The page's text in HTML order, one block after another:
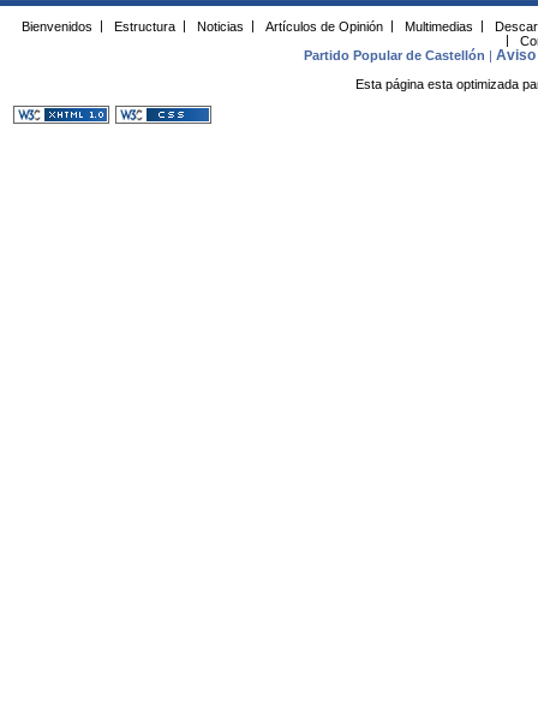
Bienvenidos Estructura Noticias Artículos de Opinión Multimedias
Partido Popular de Castellón
|Aviso
Esta página esta optimizada